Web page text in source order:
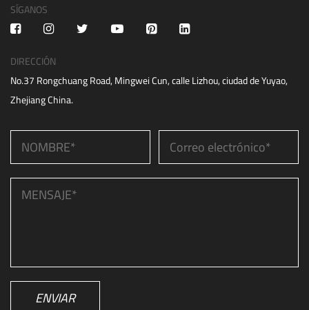
SÍGANOS
DIRECCIÓN
No.37 Rongchuang Road, Mingwei Cun, calle Lizhou, ciudad de Yuyao,
Zhejiang China.
ENVIAR